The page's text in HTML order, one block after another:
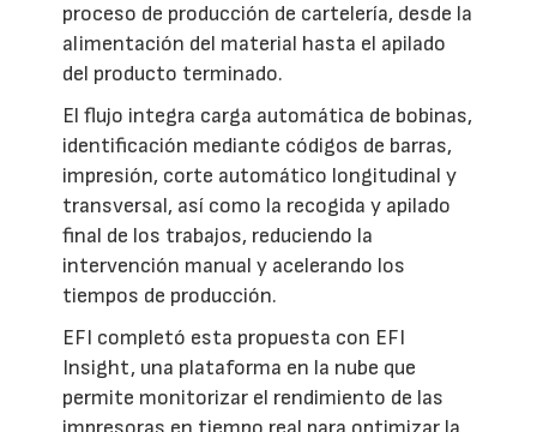
proceso de producción de cartelería, desde la
alimentación del material hasta el apilado
del producto terminado.
El flujo integra carga automática de bobinas,
identificación mediante códigos de barras,
impresión, corte automático longitudinal y
transversal, así como la recogida y apilado
final de los trabajos, reduciendo la
intervención manual y acelerando los
tiempos de producción.
EFI completó esta propuesta con EFI
Insight, una plataforma en la nube que
permite monitorizar el rendimiento de las